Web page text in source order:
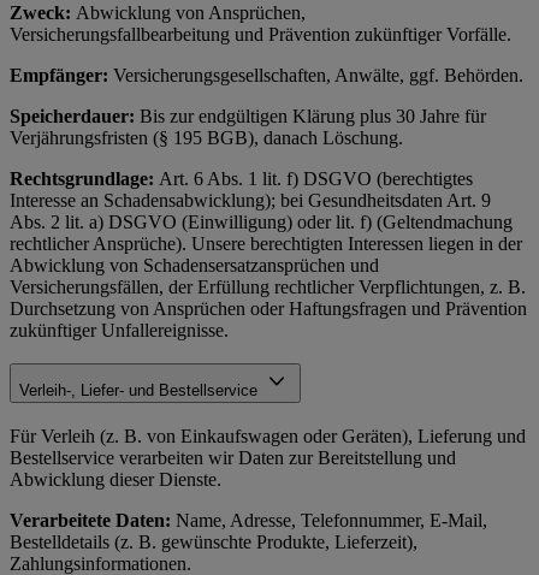
Zweck: Abwicklung von Ansprüchen,
Versicherungsfallbearbeitung und Prävention zukünftiger Vorfälle.
Empfänger: Versicherungsgesellschaften, Anwälte, ggf. Behörden.
Speicherdauer: Bis zur endgültigen Klärung plus 30 Jahre für
Verjährungsfristen (§ 195 BGB), danach Löschung.
Rechtsgrundlage: Art. 6 Abs. 1 lit. f) DSGVO (berechtigtes
Interesse an Schadensabwicklung); bei Gesundheitsdaten Art. 9
Abs. 2 lit. a) DSGVO (Einwilligung) oder lit. f) (Geltendmachung
rechtlicher Ansprüche). Unsere berechtigten Interessen liegen in der
Abwicklung von Schadensersatzansprüchen und
Versicherungsfällen, der Erfüllung rechtlicher Verpflichtungen, z. B.
Durchsetzung von Ansprüchen oder Haftungsfragen und Prävention
zukünftiger Unfallereignisse.
Verleih-, Liefer- und Bestellservice
Für Verleih (z. B. von Einkaufswagen oder Geräten), Lieferung und
Bestellservice verarbeiten wir Daten zur Bereitstellung und
Abwicklung dieser Dienste.
Verarbeitete Daten: Name, Adresse, Telefonnummer, E-Mail,
Bestelldetails (z. B. gewünschte Produkte, Lieferzeit),
Zahlungsinformationen.